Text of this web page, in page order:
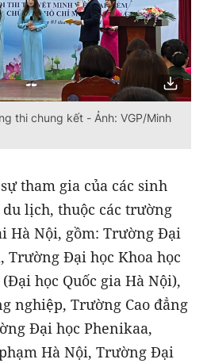
thi chung kết - Ảnh: VGP/Minh
tham gia của các sinh
lịch, thuộc các trường
Hà Nội, gồm: Trường Đại
Trường Đại học Khoa học
học Quốc gia Hà Nội),
nghiệp, Trường Cao đẳng
Đại học Phenikaa,
Hà Nội, Trường Đại